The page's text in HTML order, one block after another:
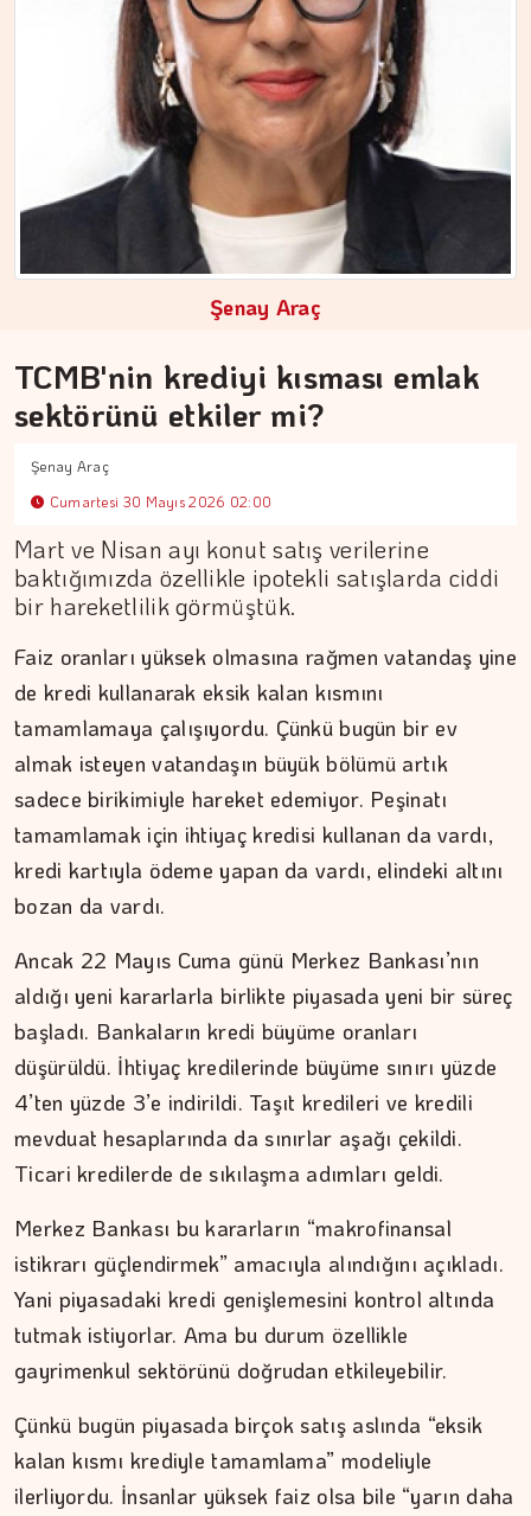
Şenay Araç
TCMB'nin krediyi kısması emlak
sektörünü etkiler mi?
Şenay Araç
Cumartesi 30 Mayıs 2026 02:00
Mart ve Nisan ayı konut satış verilerine
baktığımızda özellikle ipotekli satışlarda ciddi
bir hareketlilik görmüştük.
Faiz oranları yüksek olmasına rağmen vatandaş yine
de kredi kullanarak eksik kalan kısmını
tamamlamaya çalışıyordu. Çünkü bugün bir ev
almak isteyen vatandaşın büyük bölümü artık
sadece birikimiyle hareket edemiyor. Peşinatı
tamamlamak için ihtiyaç kredisi kullanan da vardı,
kredi kartıyla ödeme yapan da vardı, elindeki altını
bozan da vardı.
Ancak 22 Mayıs Cuma günü Merkez Bankası’nın
aldığı yeni kararlarla birlikte piyasada yeni bir süreç
başladı. Bankaların kredi büyüme oranları
düşürüldü. İhtiyaç kredilerinde büyüme sınırı yüzde
4’ten yüzde 3’e indirildi. Taşıt kredileri ve kredili
mevduat hesaplarında da sınırlar aşağı çekildi.
Ticari kredilerde de sıkılaşma adımları geldi.
Merkez Bankası bu kararların “makrofinansal
istikrarı güçlendirmek” amacıyla alındığını açıkladı.
Yani piyasadaki kredi genişlemesini kontrol altında
tutmak istiyorlar. Ama bu durum özellikle
gayrimenkul sektörünü doğrudan etkileyebilir.
Çünkü bugün piyasada birçok satış aslında “eksik
kalan kısmı krediyle tamamlama” modeliyle
ilerliyordu. İnsanlar yüksek faiz olsa bile “yarın daha
Nefes, agni ve içsel denge
Ahlat'tan Nemrut Krateri'ne